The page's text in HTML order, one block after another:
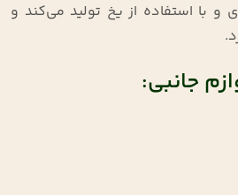
و با استفاده از یخ تولید می‌کند و
جانبی: